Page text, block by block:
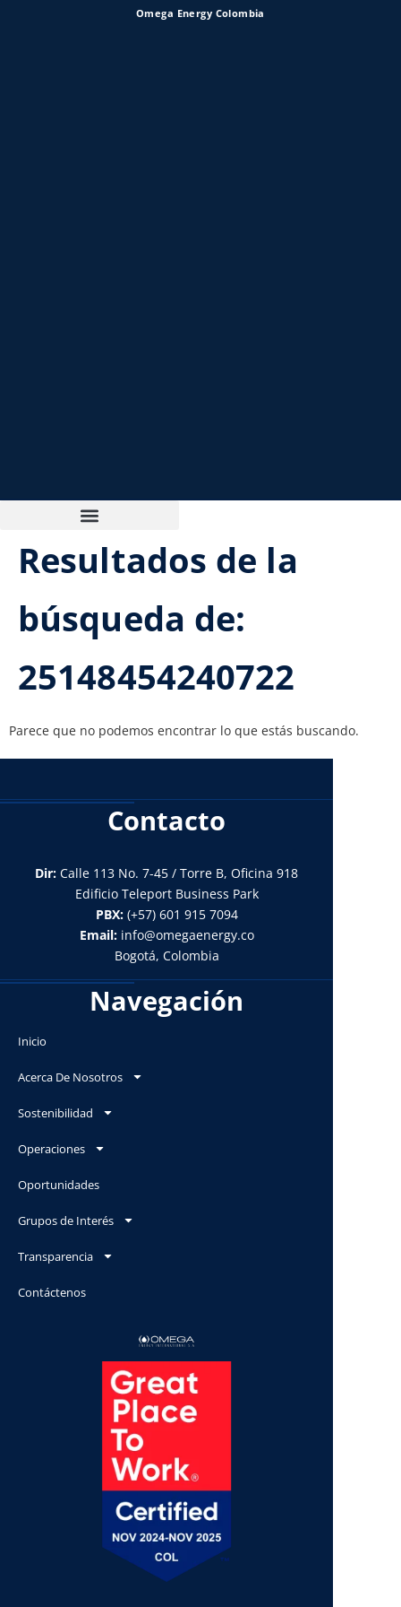
Omega Energy Colombia
Resultados de la
búsqueda de:
25148454240722
Parece que no podemos encontrar lo que estás buscando.
Navegación
Inicio
Acerca De Nosotros
Sostenibilidad
Operaciones
Oportunidades
Grupos de Interés
Transparencia
Contáctenos
Contacto
Dir: Calle 113 No. 7-45 / Torre B, Oficina 918
Edificio Teleport Business Park
PBX:(+57) 601 915 7094
Email:info@omegaenergy.co
Bogotá, Colombia